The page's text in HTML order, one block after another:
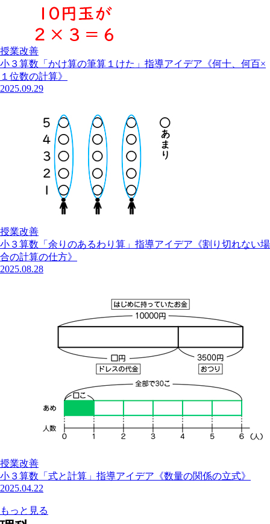
授業改善
小３算数「かけ算の筆算１けた」指導アイデア《何十、何百×
１位数の計算》
2025.09.29
授業改善
小３算数「余りのあるわり算」指導アイデア《割り切れない場
合の計算の仕方》
2025.08.28
授業改善
小３算数「式と計算」指導アイデア《数量の関係の立式》
2025.04.22
もっと見る